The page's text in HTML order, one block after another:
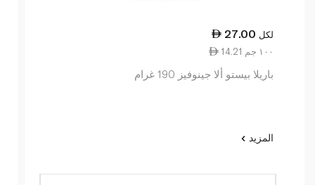
27.00 لكل
14.21 ١٠٠ جم
باريلا بيستو ألا جينوفيز 190 غرام
المزيد